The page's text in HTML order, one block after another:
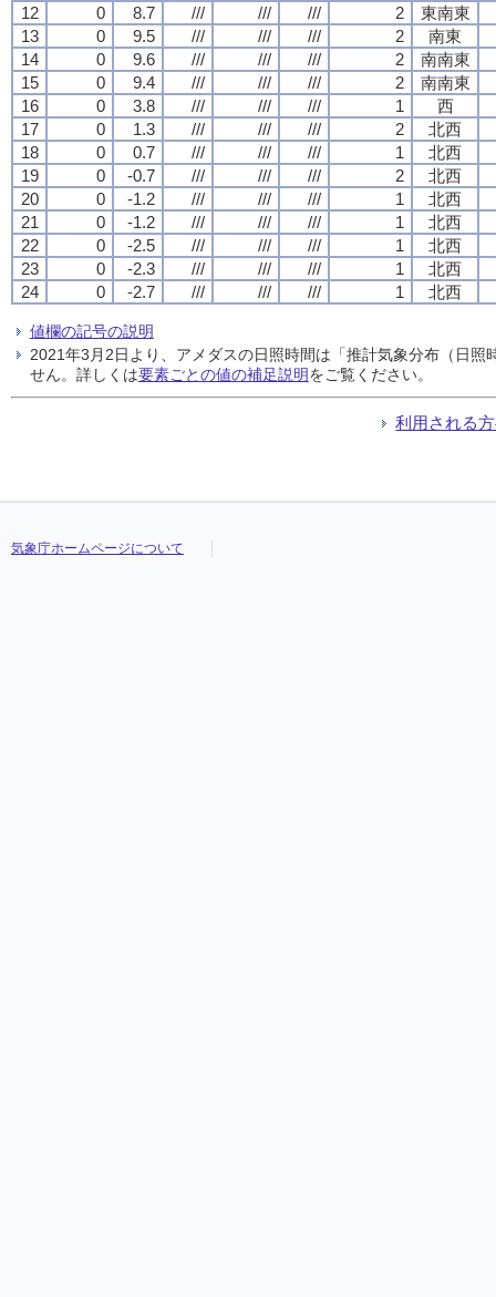
12
0 8.7 /// /// /// 2
東南東
13
0 9.5 /// /// /// 2
南東
14
0 9.6 /// /// /// 2
南南東
15
0 9.4 /// /// /// 2
南南東
16
0 3.8 /// /// /// 1
西
17
0 1.3 /// /// /// 2
北西
18
0 0.7 /// /// /// 1
北西
19
0 -0.7 /// /// /// 2
北西
20
0 -1.2 /// /// /// 1
北西
21
0 -1.2 /// /// /// 1
北西
22
0 -2.5 /// /// /// 1
北西
23
0 -2.3 /// /// /// 1
北西
24
0 -2.7 /// /// /// 1 北西
値欄の記号の説明
2021年3月2日より、アメダスの日照時間は「推計気象分布（日
せん。詳しくは要素ごとの値の補足説明をご覧ください。
利用される
気象庁ホームページについて